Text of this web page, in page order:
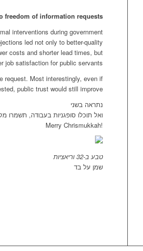
freedom of information requests
interventions during government
led not only to better-quality
costs and shorter lead times, but
job satisfaction for public servants.
request. Most interestingly, even if
public trust would still improve.
נתראה בשני
ואל תוכלו סופגניות בעבודה, תשמרו
!Merry Chrismukkah
טבע ב-32 וריאציות
שמן על בד